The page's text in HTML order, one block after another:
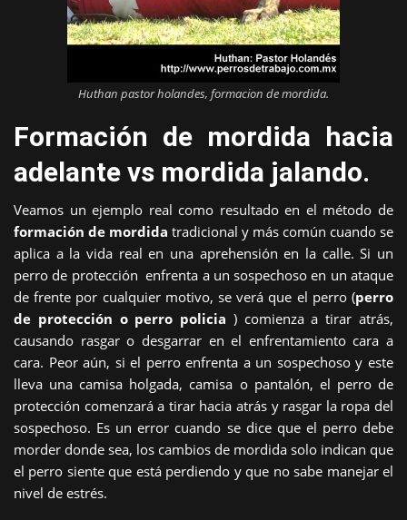
Huthan pastor holandes, formacion de mordida.
Formación de mordida hacia
adelante vs mordida jalando.
Veamos un ejemplo real como resultado en el método de
formación de mordida tradicional y más común cuando se
aplica a la vida real en una aprehensión en la calle. Si un
perro de protección enfrenta a un sospechoso en un ataque
de frente por cualquier motivo, se verá que el perro (perro
de protección o perro policia ) comienza a tirar atrás,
causando rasgar o desgarrar en el enfrentamiento cara a
cara. Peor aún, si el perro enfrenta a un sospechoso y este
lleva una camisa holgada, camisa o pantalón, el perro de
protección comenzará a tirar hacia atrás y rasgar la ropa del
sospechoso. Es un error cuando se dice que el perro debe
morder donde sea, los cambios de mordida solo indican que
el perro siente que está perdiendo y que no sabe manejar el
nivel de estrés.